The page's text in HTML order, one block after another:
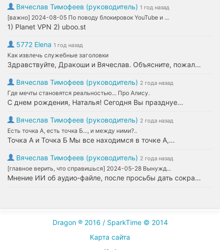
Вячеслав Тимофеев (руководитель) 1 год назад
[важно] 2024-08-05 По поводу блокировок YouTube и ...
1) Planet VPN 2) uboo.st
5772 Elena 1 год назад
Как извлечь служебные заголовки
Здравствуйте, Дракоши и Вячеслав. Объясните, пожал...
Вячеслав Тимофеев (руководитель) 2 года назад
Где мечты становятся реальностью... Про Алису.
С днем рождения, Наталья! Сегодня Вы празднуе...
Вячеслав Тимофеев (руководитель) 2 года назад
Есть точка А, есть точка Б..., и между ними?..
Точка А и Точка Б Мы все находимся в точке А,...
Вячеслав Тимофеев (руководитель) 2 года назад
[главное верить, что справишься] 2024-05-28 Вынужд...
Мнение ИИ об аудио-файле, после просьбы дать сокра...
Dragon ® 2016 / SparkTime © 2014
Карта сайта